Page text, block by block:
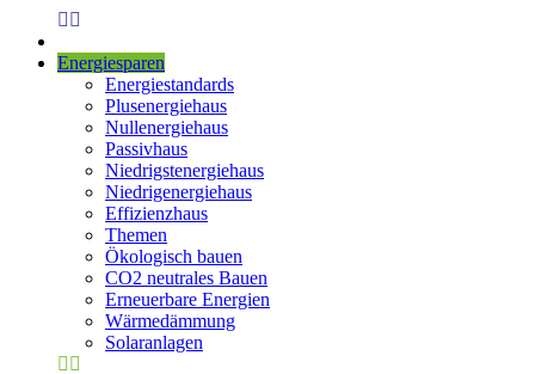
Energiesparen
Energiestandards
Plusenergiehaus
Nullenergiehaus
Passivhaus
Niedrigstenergiehaus
Niedrigenergiehaus
Effizienzhaus
Themen
Ökologisch bauen
CO2 neutrales Bauen
Erneuerbare Energien
Wärmedämmung
Solaranlagen